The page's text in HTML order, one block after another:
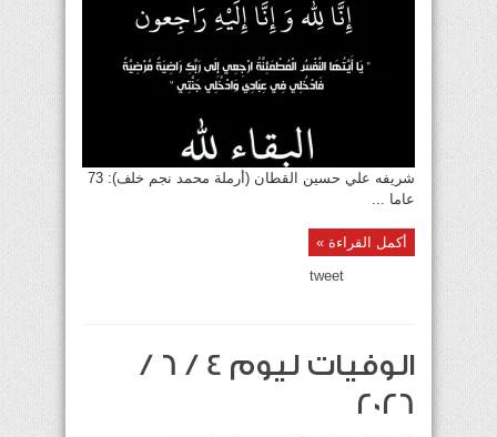
شريفه علي حسين القطان (أرملة محمد نجم خلف): 73
عاما ...
أكمل القراءة »
tweet
الوفيات ليوم 4 / 6 /
2026